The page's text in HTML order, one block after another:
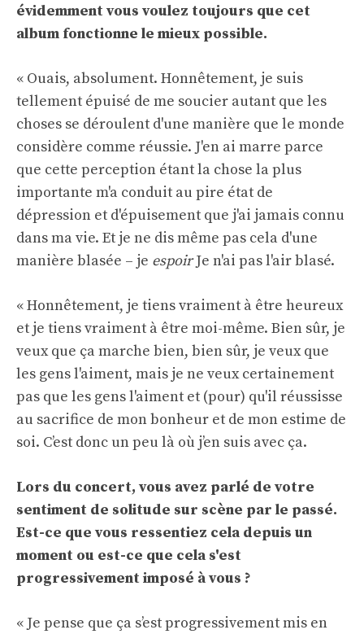
évidemment vous voulez toujours que cet
album fonctionne le mieux possible.
« Ouais, absolument. Honnêtement, je suis
tellement épuisé de me soucier autant que les
choses se déroulent d'une manière que le monde
considère comme réussie. J'en ai marre parce
que cette perception étant la chose la plus
importante m'a conduit au pire état de
dépression et d'épuisement que j'ai jamais connu
dans ma vie. Et je ne dis même pas cela d'une
manière blasée – je espoirJe n'ai pas l'air blasé.
« Honnêtement, je tiens vraiment à être heureux
et je tiens vraiment à être moi-même. Bien sûr, je
veux que ça marche bien, bien sûr, je veux que
les gens l'aiment, mais je ne veux certainement
pas que les gens l'aiment et (pour) qu'il réussisse
au sacrifice de mon bonheur et de mon estime de
soi. C’est donc un peu là où j’en suis avec ça.
Lors du concert, vous avez parlé de votre
sentiment de solitude sur scène par le passé.
Est-ce que vous ressentiez cela depuis un
moment ou est-ce que cela s'est
progressivement imposé à vous ?
« Je pense que ça s’est progressivement mis en